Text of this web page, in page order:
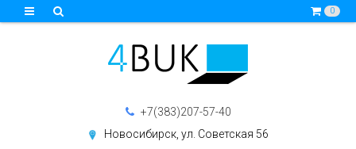
0
+7(383)207-57-40
Новосибирск, ул. Советская 56